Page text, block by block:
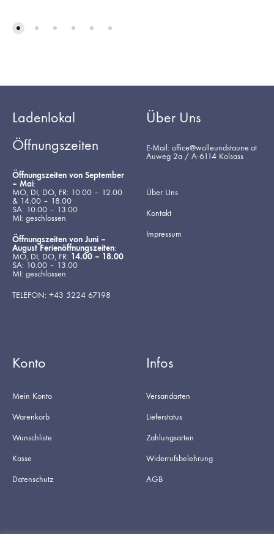
Ladenlokal
Öffnungszeiten
Öffnungszeiten von September
– Mai:
MO, DI, DO, FR: 10.00 – 12.00
& 14.00 – 18.00
SA: 10.00 – 13.00
MI: geschlossen
Öffnungszeiten von Juni –
August Ferienöffnungszeiten:
MO, DI, DO, FR: 14.00 – 18.00
SA: 10.00 – 13.00
MI: geschlossen
TELEFON: +43 5224 67198
Über Uns
E-Mail: office@wolleundstaune.at
Auweg 2a / A-6114 Kolsass
Über Uns
Kontakt
Impressum
Konto
Mein Konto
Warenkorb
Wunschliste
Kasse
Datenschutz
Infos
Versandarten
Lieferstatus
Zahlungsarten
Widerrufsbelehrung
AGB